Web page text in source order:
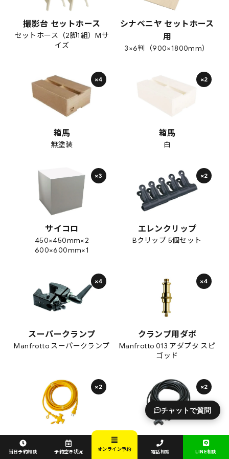
撮影台 セットホース
セットホース（2脚1組）Mサ
イズ
シナベニヤ セットホース
用
3×6判（900×1800mm）
箱馬
無塗装
×4
箱馬
白
×2
サイコロ
450×450mm×2
600×600mm×1
×3
エレンクリップ
Bクリップ 5個セット
×2
スーパークランプ
Manfrotto スーパークランプ
×4
クランプ用ダボ
Manfrotto 013 アダプタ スピ
ゴッド
×4
5m AC延長コード
KOWA KM109-5
×2
10m AC延長コード
︎KOWA KM05-10
×2
当日予約相談 予約空き状況 オンライン予約 電話相談 LINE相談
チャットで質問